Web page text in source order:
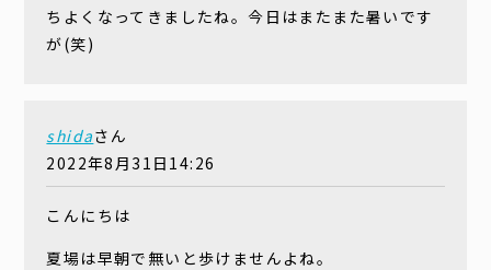
ちよくなってきましたね。今日はまたまた暑いです
が(笑)
shidaさん
2022年8月31日14:26
こんにちは
夏場は早朝で無いと歩けませんよね。